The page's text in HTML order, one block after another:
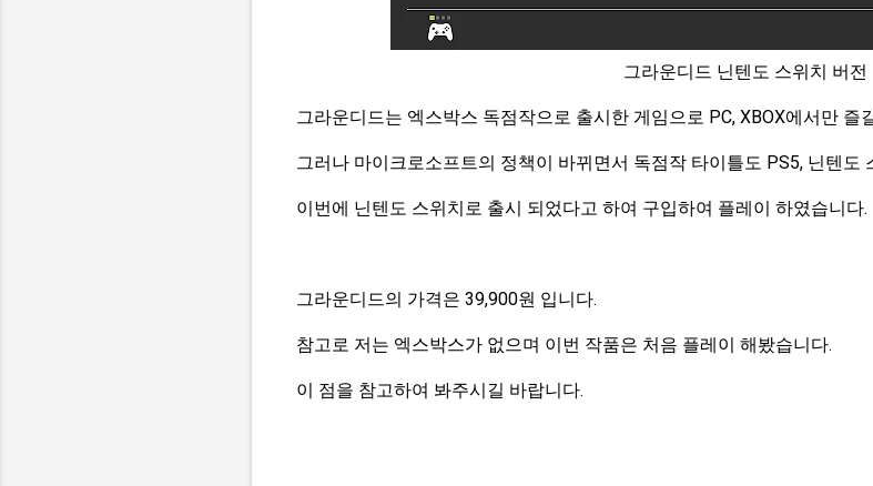
그라운디드 닌텐도 스위치 버전
그라운디드는 엑스박스 독점작으로 출시한 게임으로 PC, XBOX에서만 즐
그러나 마이크로소프트의 정책이 바뀌면서 독점작 타이틀도 PS5, 닌텐도
이번에 닌텐도 스위치로 출시 되었다고 하여 구입하여 플레이 하였습니다.
그라운디드의 가격은 39,900원 입니다.
참고로 저는 엑스박스가 없으며 이번 작품은 처음 플레이 해봤습니다.
이 점을 참고하여 봐주시길 바랍니다.